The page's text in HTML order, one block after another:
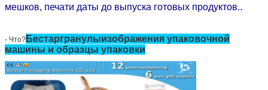
мешков, печати даты до выпуска готовых продуктов..
- Что? Бестаргранулыизображения упаковочной
машины и образцы упаковки